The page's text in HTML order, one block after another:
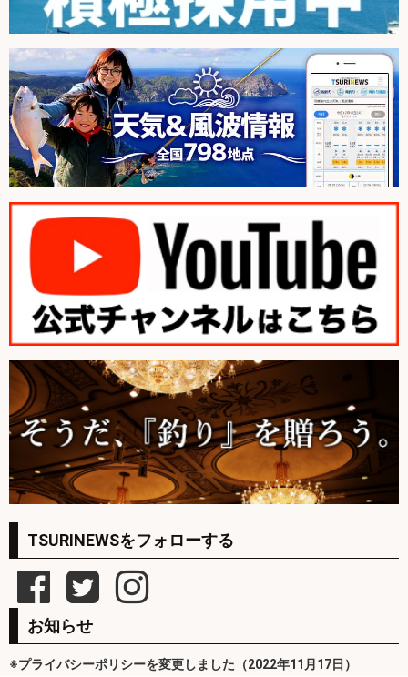
TSURINEWSをフォローする
お知らせ
※プライバシーポリシーを変更しました（2022年11月17日）